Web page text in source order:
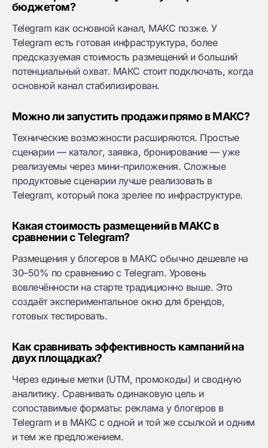
бюджетом?
Telegram как основной канал, МАКС позже. У
Telegram есть готовая инфраструктура, более
предсказуемая стоимость размещений и больший
потенциальный охват. МАКС стоит подключать, когда
основной канал стабилизирован.
Можно ли запустить продажи прямо в МАКС?
Технические возможности расширяются. Простые
сценарии — каталог, заявка, бронирование — уже
реализуемы через мини-приложения. Сложные
продуктовые сценарии лучше реализовать в
Telegram, который пока зрелее по инфраструктуре.
Какая стоимость размещений в МАКС в
сравнении с Telegram?
Размещения у блогеров в МАКС обычно дешевле на
30–50% по сравнению с Telegram. Уровень
вовлечённости на старте традиционно выше. Это
создаёт экспериментальное окно для брендов,
готовых тестировать.
Как сравнивать эффективность кампаний на
двух площадках?
Через единые метки (UTM, промокоды) и сводную
аналитику. Сравнивать одинаковую цель и
сопоставимые форматы: реклама у блогеров в
Telegram и в МАКС с одной и той же ссылкой и одним
и тем же предложением.